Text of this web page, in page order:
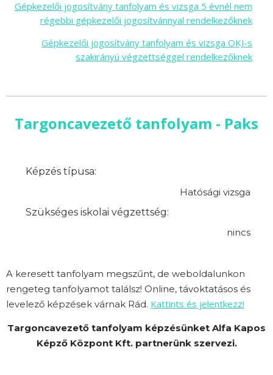
Gépkezelői jogosítvány tanfolyam és vizsga 5 évnél nem
régebbi gépkezelői jogosítvánnyal rendelkezőknek
Gépkezelői jogosítvány tanfolyam és vizsga OKJ-s
szakirányú végzettséggel rendelkezőknek
Targoncavezető tanfolyam - Paks
Képzés típusa:
Hatósági vizsga
Szükséges iskolai végzettség:
nincs
A keresett tanfolyam megszűnt, de weboldalunkon
rengeteg tanfolyamot találsz! Online, távoktatásos és
levelező képzések várnak Rád. Kattints és jelentkezz!
Targoncavezető tanfolyam képzésünket Alfa Kapos
Képző Központ Kft. partnerünk szervezi.